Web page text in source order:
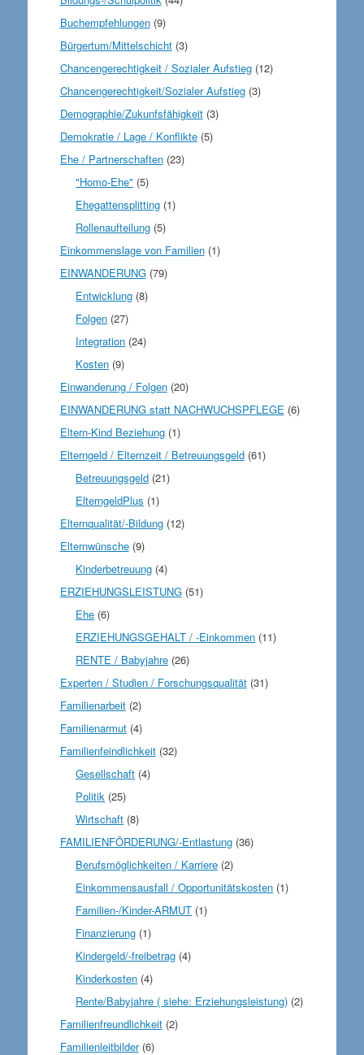
Buchempfehlungen(9)
Bürgertum/Mittelschicht(3)
Chancengerechtigkeit / Sozialer Aufstieg(12)
Chancengerechtigkeit/Sozialer Aufstieg(3)
Demographie/Zukunfsfähigkeit(3)
Demokratie / Lage / Konflikte(5)
Ehe / Partnerschaften(23)
"Homo-Ehe" (5)
Ehegattensplitting (1)
Rollenaufteilung (5)
Einkommenslage von Familien(1)
EINWANDERUNG(79)
Entwicklung (8)
Folgen (27)
Integration (24)
Kosten (9)
Einwanderung / Folgen(20)
EINWANDERUNG statt NACHWUCHSPFLEGE (6)
Eltern-Kind Beziehung(1)
Elterngeld / Elternzeit / Betreuungsgeld(61)
Betreuungsgeld (21)
ElterngeldPlus (1)
Elternqualität/-Bildung(12)
Elternwünsche(9)
Kinderbetreuung (4)
ERZIEHUNGSLEISTUNG(51)
Ehe (6)
ERZIEHUNGSGEHALT / -Einkommen (11)
RENTE / Babyjahre (26)
Experten / Studien / Forschungsqualität(31)
Familienarbeit(2)
Familienarmut(4)
Familienfeindlichkeit(32)
Gesellschaft (4)
Politik (25)
Wirtschaft (8)
FAMILIENFÖRDERUNG/-Entlastung(36)
Berufsmöglichkeiten / Karriere (2)
Einkommensausfall / Opportunitätskosten (1)
Familien-/Kinder-ARMUT (1)
Finanzierung (1)
Kindergeld/-freibetrag (4)
Kinderkosten (4)
Rente/Babyjahre ( siehe: Erziehungsleistung) (2)
Familienfreundlichkeit(2)
Familienleitbilder(6)